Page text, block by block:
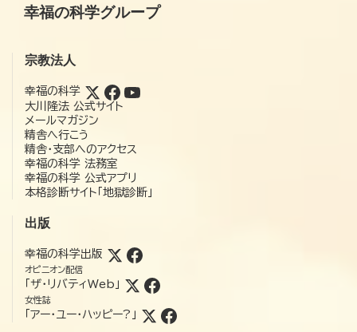
幸福の科学グループ
宗教法人
幸福の科学
大川隆法 公式サイト
メールマガジン
精舎へ行こう
精舎・支部へのアクセス
幸福の科学 法務室
幸福の科学 公式アプリ
本格診断サイト「地獄診断」
出版
幸福の科学出版
オピニオン配信
「ザ・リバティWeb」
女性誌
「アー・ユー・ハッピー?」